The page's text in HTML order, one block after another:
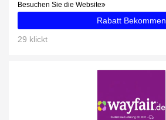
Besuchen Sie die Website
Rabatt Bekommen
29 klickt